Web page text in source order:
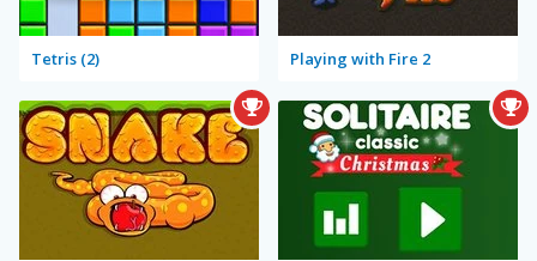
Tetris (2) Playing with Fire 2